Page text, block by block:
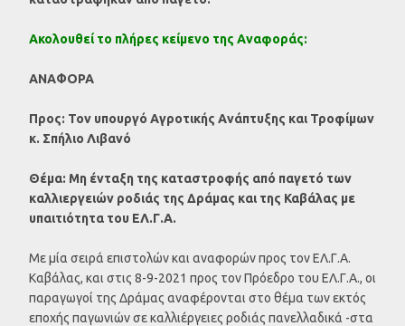
Ακολουθεί το πλήρες κείμενο της Αναφοράς:
ΑΝΑΦΟΡΑ
Προς: Τον υπουργό Αγροτικής Ανάπτυξης και Τροφίμων
κ. Σπήλιο Λιβανό
Θέμα: Μη ένταξη της καταστροφής από παγετό των
καλλιεργειών ροδιάς της Δράμας και της Καβάλας με
υπαιτιότητα του ΕΛ.Γ.Α.
Με μία σειρά επιστολών και αναφορών προς τον ΕΛ.Γ.Α.
Καβάλας, και στις 8-9-2021 προς τον Πρόεδρο του ΕΛ.Γ.Α., οι
παραγωγοί της Δράμας αναφέρονται στο θέμα των εκτός
εποχής παγωνιών σε καλλιέργειες ροδιάς πανελλαδικά -στα